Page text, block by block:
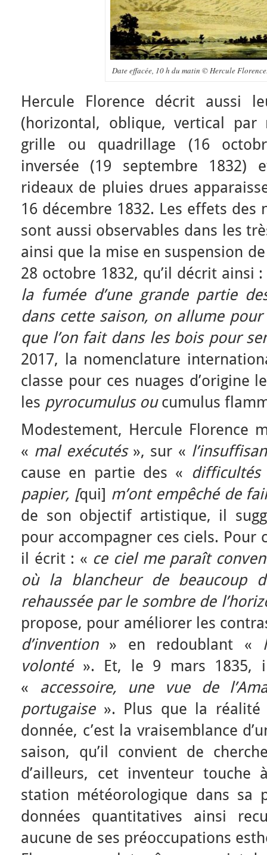
Date effacée, 10 h du matin © Hercule
Hercule Florence décrit aussi
(horizontal, oblique, vertical par
grille ou quadrillage (16
inversée (19 septembre 1832)
rideaux de pluies drues
16 décembre 1832. Les effets des
sont aussi observables dans les
ainsi que la mise en suspension
28 octobre 1832, qu’il décrit ainsi :
la fumée d’une grande partie
dans cette saison, on allume
que l’on fait dans les bois pour
2017, la nomenclature
classe pour ces nuages d’origine
les pyrocumulus ou cumulus
Modestement, Hercule Florence
« mal exécutés », sur «
cause en partie des «
papier, [qui] m’ont empêché de
de son objectif artistique, il
pour accompagner ces ciels. Pour
il écrit : « ce ciel me paraît
où la blancheur de beaucoup
rehaussée par le sombre de
propose, pour améliorer les
d’invention » en redoublant «
volonté». Et, le 9 mars 1835,
« accessoire, une vue de
portugaise». Plus que la réalité
donnée, c’est la vraisemblance
saison, qu’il convient de
d’ailleurs, cet inventeur touche
station météorologique dans sa
données quantitatives ainsi
aucune de ses préoccupations